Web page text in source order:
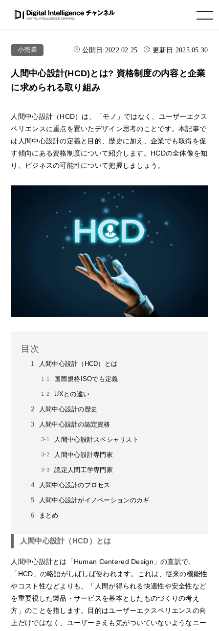
toggle navigation
小売業 公開日:2022.02.25 更新日:2025.05.30
人間中心設計(HCD)とは? 資格制度の内容と企業
に求められる取り組み
人間中心設計（HCD）は、「モノ」ではなく、ユーザーエクス
ペリエンスに重点を置いたデザイン思考のことです。本記事で
は人間中心設計の定義と目的、歴史に加え、企業でも取得を促
す傾向にある資格制度について紹介します。HCDの全体像を知
り、ビジネスの可能性について把握しましょう。
目次
人間中心設計（HCD）とは
国際規格ISOでも定義
UXとの違い
人間中心設計の歴史
人間中心設計の認定資格
人間中心設計スペシャリスト
人間中心設計専門家
認定人間工学専門家
人間中心設計のプロセス
人間中心設計がイノベーションのカギ
まとめ
人間中心設計（HCD）とは
人間中心設計とは「Human Centered Design」の直訳で、
「HCD」の略語がしばしば使われます。これは、従来の機能性
やコスト性などよりも、「人間が得られる快適性や安全性など
を重要視した製品・サービスを基本としたものづくりの考え
方」のことを指します。目的はユーザーエクスペリエンスの向
上だけではなく、ユーザーさえも気がついていないようなニー